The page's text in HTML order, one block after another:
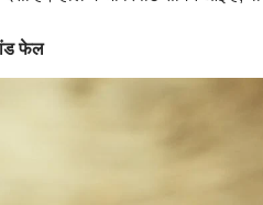
फेल